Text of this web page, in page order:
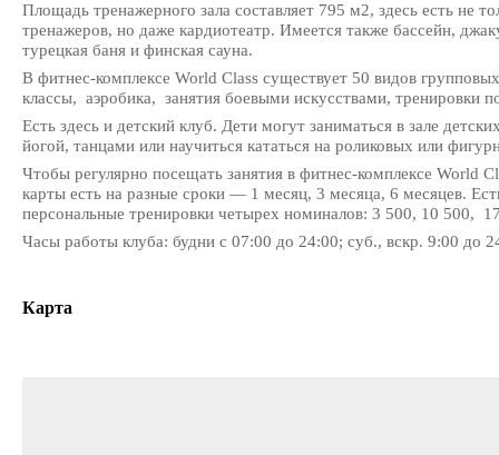
Площадь тренажерного зала составляет 795 м2, здесь есть не
тренажеров, но даже кардиотеатр. Имеется также бассейн,
турецкая баня и финская сауна.
В фитнес-комплексе World Class существует 50 видов
классы, аэробика, занятия боевыми искусствами, тренировки
Есть здесь и детский клуб. Дети могут заниматься в зале
йогой, танцами или научиться кататься на роликовых или
Чтобы регулярно посещать занятия в фитнес-комплексе World
карты есть на разные сроки — 1 месяц, 3 месяца, 6 месяцев.
персональные тренировки четырех номиналов: 3 500, 10 500,
Часы работы клуба: будни с 07:00 до 24:00; суб., вскр. 9:00 до
Карта